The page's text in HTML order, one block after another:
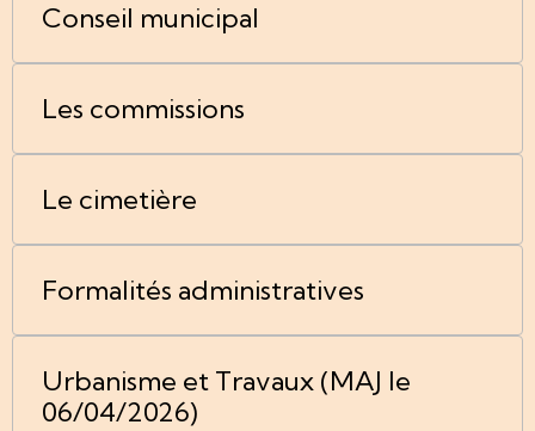
Conseil municipal
Les commissions
Le cimetière
Formalités administratives
Urbanisme et Travaux (MAJ le
06/04/2026)